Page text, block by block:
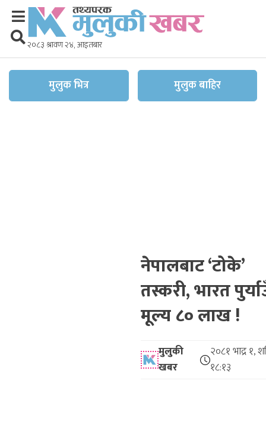
२०८३ श्रावण २४, आइतबार
मुलुक भित्र मुलुक बाहिर
नेपालबाट ‘टोके’
तस्करी, भारत
मूल्य ८० लाख !
मुलुकी
खबर
२०८१ भाद्र १,
१८:१३